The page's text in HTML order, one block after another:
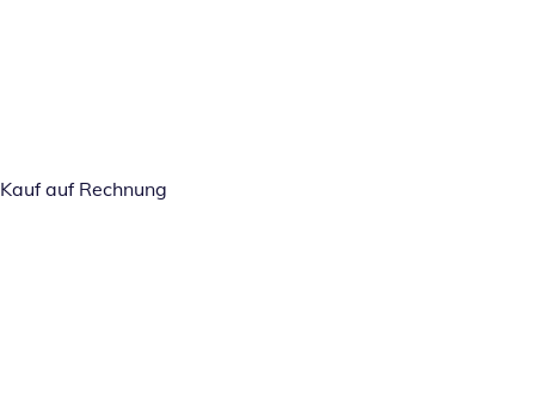
Kauf auf Rechnung